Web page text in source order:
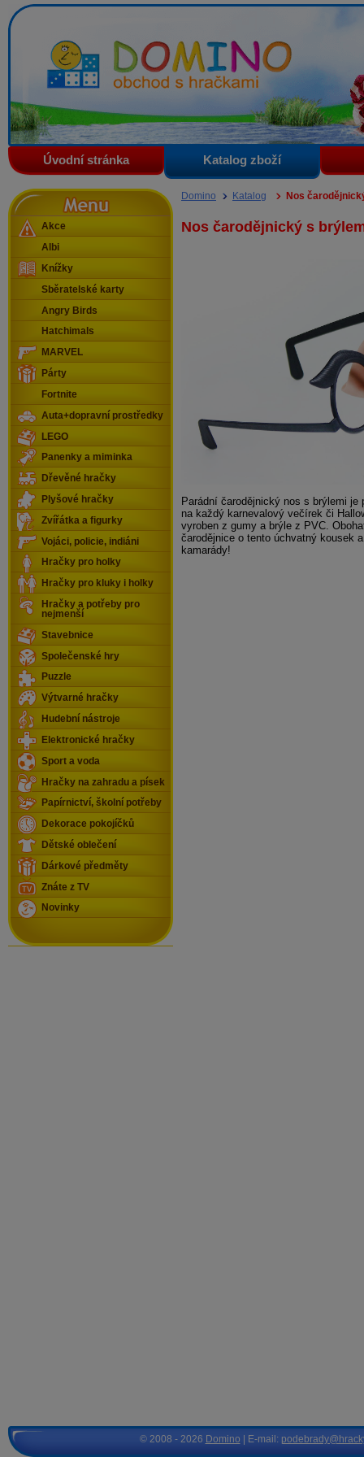
Domino - obchod s hračkami
Úvodní stránka Katalog zboží
Domino Katalog Nos
Nos čarodějnický s
Parádní čarodějnický nos s brýlemi je
na každý karnevalový večírek či
vyroben z gumy a brýle z PVC.
čarodějnice o tento úchvatný kousek
kamarády!
Menu
Akce
Albi
Knížky
Sběratelské karty
Angry Birds
Hatchimals
MARVEL
Párty
Fortnite
Auta+dopravní prostředky
LEGO
Panenky a miminka
Dřevěné hračky
Plyšové hračky
Zvířátka a figurky
Vojáci, policie, indiáni
Hračky pro holky
Hračky pro kluky i holky
Hračky a potřeby pro
nejmenší
Stavebnice
Společenské hry
Puzzle
Výtvarné hračky
Hudební nástroje
Elektronické hračky
Sport a voda
Hračky na zahradu a písek
Papírnictví, školní potřeby
Dekorace pokojíčků
Dětské oblečení
Dárkové předměty
Znáte z TV
Novinky
© 2008 - 2026 Domino | E-mail: